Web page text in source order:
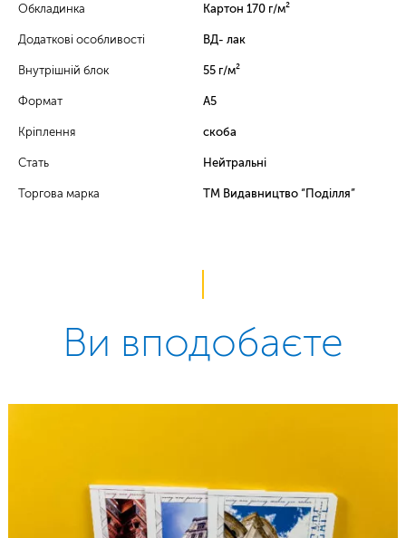
ВД-
Обкладинка Картон 170 г/м²
Додаткові особливості ВД- лак
Внутрішній блок 55 г/м²
Формат А5
Кріплення скоба
Стать Нейтральні
Торгова марка ТМ Видавництво “Поділля”
Ви вподобаєте